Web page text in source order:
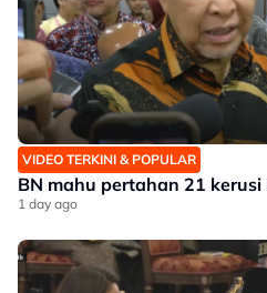
VIDEO TERKINI & POPULAR
BN mahu pertahan 21 kerusi
1 day ago